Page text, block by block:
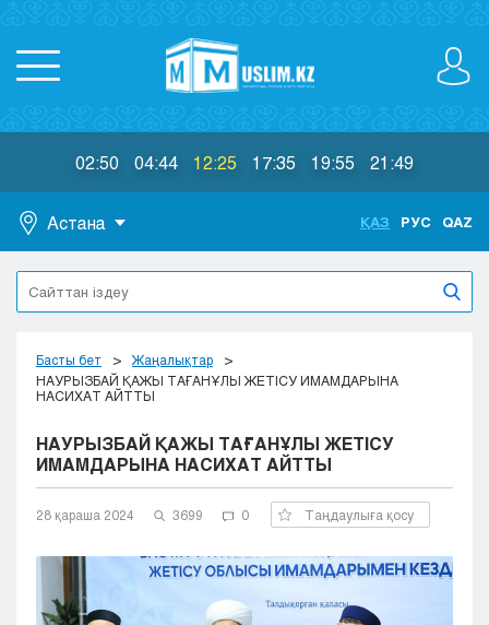
02:50 04:44 12:25 17:35 19:55 21:49
Астана
Астана
Алматы
Актобе
Атырау
Жезказган
Кокшетау
Костанай
Кызылорда
Петропавловск
Семей
Талдыкорган
ҚАЗ РУС QAZ
Басты бет
Жаңалықтар
НАУРЫЗБАЙ ҚАЖЫ ТАҒАНҰЛЫ ЖЕТІСУ ИМАМДАРЫНА
НАСИХАТ АЙТТЫ
НАУРЫЗБАЙ ҚАЖЫ ТАҒАНҰЛЫ ЖЕТІСУ
ИМАМДАРЫНА НАСИХАТ АЙТТЫ
28 қараша 2024 3699 0 Таңдаулыға қосу